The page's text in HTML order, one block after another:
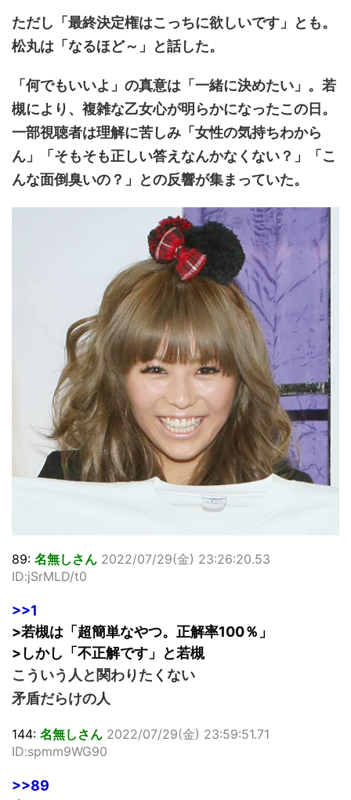
ただし「最終決定権はこっちに欲しいです」とも。
松丸は「なるほど～」と話した。
「何でもいいよ」の真意は「一緒に決めたい」。若
槻により、複雑な乙女心が明らかになったこの日。
一部視聴者は理解に苦しみ「女性の気持ちわから
ん」「そもそも正しい答えなんかなくない？」「こ
んな面倒臭いの？」との反響が集まっていた。
89: 名無しさん 2022/07/29(金) 23:26:20.53
ID:jSrMLD/t0
>>1
>若槻は「超簡単なやつ。正解率100％」
>しかし「不正解です」と若槻
こういう人と関わりたくない
矛盾だらけの人
144: 名無しさん 2022/07/29(金) 23:59:51.71
ID:spmm9WG90
>>89